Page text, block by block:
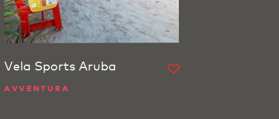
Vela Sports Aruba
AVVENTURA